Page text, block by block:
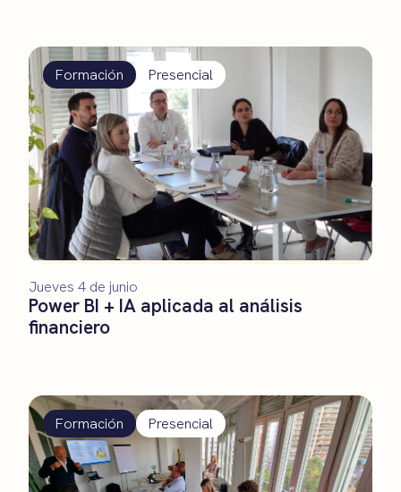
Formación Presencial
Power BI + IA aplicada al análisis
financiero
Jueves 4 de junio
Formación Presencial